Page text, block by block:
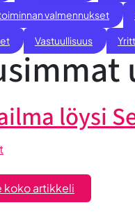
valmennukset
Vastuullisuus
löysi
koko artikkeli
Maailma